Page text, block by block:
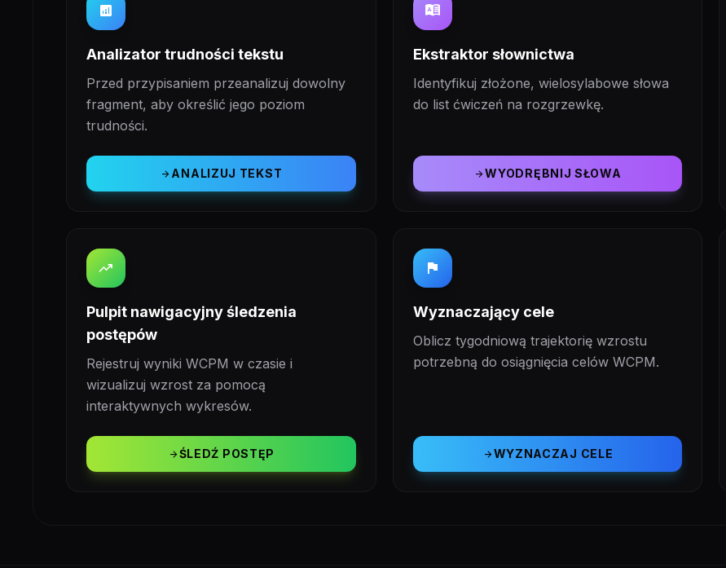
analytics
Analizator trudności tekstu
Przed przypisaniem przeanalizuj dowolny
fragment, aby określić jego poziom
trudności.
arrow_forwardANALIZUJ TEKST
dictionary
Ekstraktor słownictwa
Identyfikuj złożone, wielosylabowe słowa
do list ćwiczeń na rozgrzewkę.
arrow_forwardWYODRĘBNIJ SŁOWA
trending_up
Pulpit nawigacyjny śledzenia
postępów
Rejestruj wyniki WCPM w czasie i
wizualizuj wzrost za pomocą
interaktywnych wykresów.
arrow_forwardŚLEDŹ POSTĘP
flag
Wyznaczający cele
Oblicz tygodniową trajektorię wzrostu
potrzebną do osiągnięcia celów WCPM.
arrow_forwardWYZNACZAJ CELE